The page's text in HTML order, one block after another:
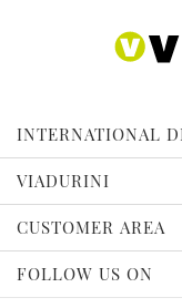
INTERNATIONAL
VIADURINI
CUSTOMER AREA
FOLLOW US ON